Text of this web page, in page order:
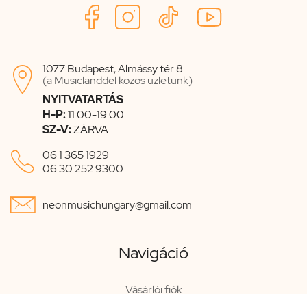

1077 Budapest, Almássy tér 8.
(a Musiclanddel közös üzletünk)
NYITVATARTÁS
H-P:11:00-19:00
SZ-V:ZÁRVA
 06 1 365 1929
06 30 252 9300
 neonmusichungary@gmail.com
Navigáció
Vásárlói fiók